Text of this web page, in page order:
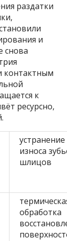
раздатки
и
снова
контактным
к
ресурсно,
устранение
износа
шлицов
обработка